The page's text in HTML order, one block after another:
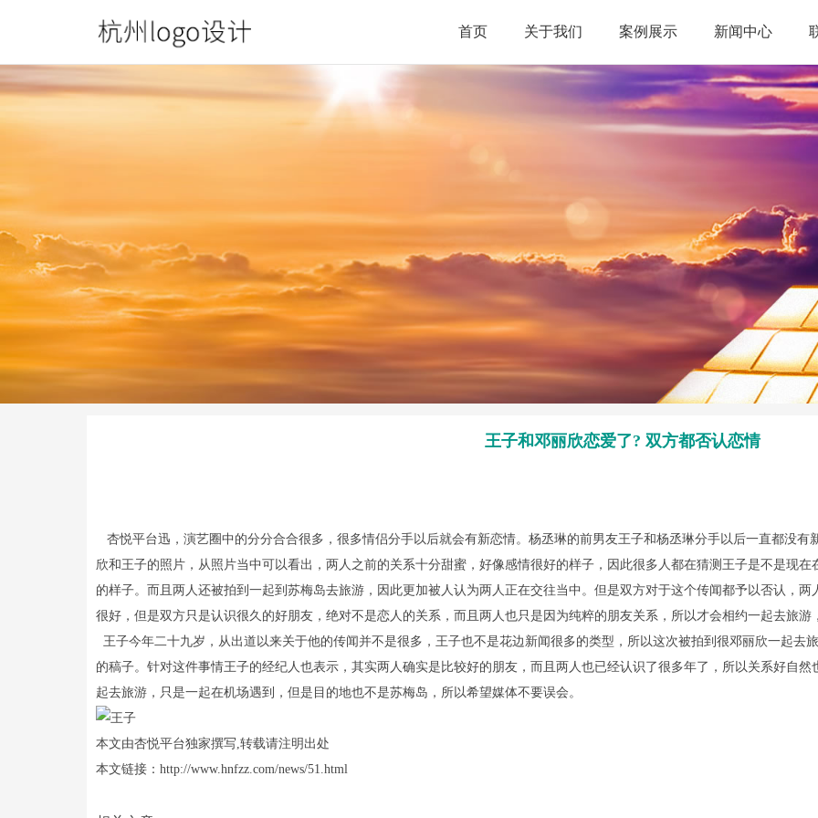
首页 关于我们 案例展示 新闻中心
王子和邓丽欣恋爱了? 双方都否认恋情
杏悦平台迅，演艺圈中的分分合合很多，很多情侣分手以后就会有新恋情。杨丞琳的前男友王子和杨丞琳分手以后一直都没
欣和王子的照片，从照片当中可以看出，两人之前的关系十分甜蜜，好像感情很好的样子，因此很多人都在猜测王子是不是现
的样子。而且两人还被拍到一起到苏梅岛去旅游，因此更加被人认为两人正在交往当中。但是双方对于这个传闻都予以否认，
很好，但是双方只是认识很久的好朋友，绝对不是恋人的关系，而且两人也只是因为纯粹的朋友关系，所以才会相约一起去旅
王子今年二十九岁，从出道以来关于他的传闻并不是很多，王子也不是花边新闻很多的类型，所以这次被拍到很邓丽欣一起去
的稿子。针对这件事情王子的经纪人也表示，其实两人确实是比较好的朋友，而且两人也已经认识了很多年了，所以关系好自
起去旅游，只是一起在机场遇到，但是目的地也不是苏梅岛，所以希望媒体不要误会。
本文由杏悦平台独家撰写,转载请注明出处
本文链接：http://www.hnfzz.com/news/51.html